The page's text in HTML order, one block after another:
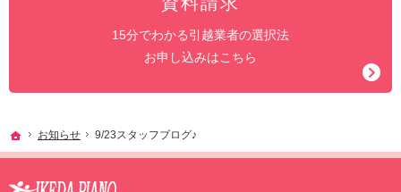
15分でわかる引越業者の選択法
お申し込みはこちら
ホーム
お知らせ 9/23スタッフブログ♪